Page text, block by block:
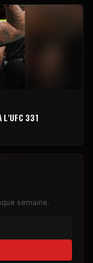
L'UFC 331
semaine.